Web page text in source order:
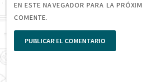
EN ESTE NAVEGADOR PARA LA
COMENTE.